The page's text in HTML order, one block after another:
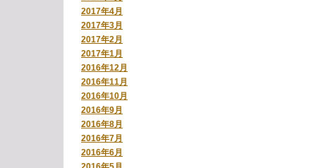
2017年4月
2017年3月
2017年2月
2017年1月
2016年12月
2016年11月
2016年10月
2016年9月
2016年8月
2016年7月
2016年6月